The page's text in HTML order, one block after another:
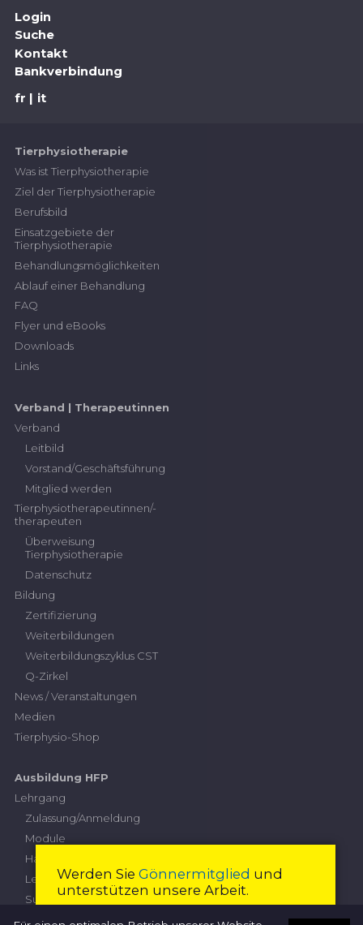
bestellbar im
Halsband und Brustgeschirr (Besitzer oder
Fachsprache)
Brigitte Jost, Tierphysiotherapeutin mit eidg.
Kreuzbandriss beim Hund (Besitzer oder
Fachsprache)
Brigitte Jost, Tierphysiotherapeutin mit eidg.
Diplom, Aktivmitglied SVTPT
bestellbar im
Pferd
Basistraining für Hippotherapie-K®-Pferde
bestellbar imTierphysio-Shop
Login
Suche
Kontakt
Bankverbindung
fr
it
Tierphysiotherapie
Was ist Tierphysiotherapie
Ziel der Tierphysiotherapie
Berufsbild
Einsatzgebiete der
Tierphysiotherapie
Behandlungsmöglichkeiten
Ablauf einer Behandlung
FAQ
Flyer und eBooks
Downloads
Links
Verband | Therapeutinnen
Verband
Leitbild
Vorstand/Geschäftsführung
Mitglied werden
Tierphysiotherapeutinnen/-
therapeuten
Überweisung
Tierphysiotherapie
Datenschutz
Bildung
Zertifizierung
Weiterbildungen
Weiterbildungszyklus CST
Q-Zirkel
News / Veranstaltungen
Medien
Tierphysio-Shop
Ausbildung HFP
Lehrgang
Zulassung/Anmeldung
Module
Handlungskompetenzen
Leistungskriterien
Subventionierung
Höhere Fachprüfung
Werden Sie Gönnermitglied und
unterstützen unsere Arbeit.